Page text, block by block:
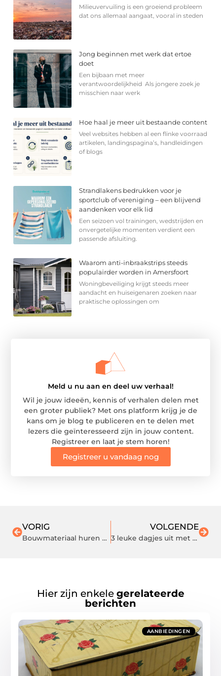
Milieuvervuiling is een groeiend probleem
dat ons allemaal aangaat, vooral in steden
Jong beginnen met werk dat ertoe
doet
Een bijbaan met meer
verantwoordelijkheid Als jongere zoek je
misschien naar werk
Hoe haal je meer uit bestaande content
Veel websites hebben al een flinke voorraad
artikelen, landingspagina’s, handleidingen
of blogs
Strandlakens bedrukken voor je
sportclub of vereniging – een blijvend
aandenken voor elk lid
Een seizoen vol trainingen, wedstrijden en
onvergetelijke momenten verdient een
passende afsluiting.
Waarom anti-inbraakstrips steeds
populairder worden in Amersfoort
Woningbeveiliging krijgt steeds meer
aandacht en huiseigenaren zoeken naar
praktische oplossingen om
Meld u nu aan en deel uw verhaal!
Wil je jouw ideeën, kennis of verhalen delen met
een groter publiek? Met ons platform krijg je de
kans om je blog te publiceren en te delen met
lezers die geïnteresseerd zijn in jouw content.
Registreer en laat je stem horen!
Registreer u vandaag nog
VORIG
Bouwmateriaal huren bij Visser & Visser
VOLGENDE
3 leuke dagjes uit met vrienden
Hier zijn enkele gerelateerde
berichten
AANBIEDINGEN